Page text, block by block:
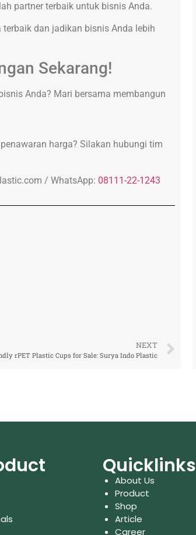
partner terbaik untuk bisnis Anda.
dan jadikan bisnis Anda lebih
Sekarang!
Anda? Mari bersama membangun
harga? Silakan hubungi tim
/ WhatsApp: 08111-22-1243
NEXT
rPET Plastic Cups for Sale: Surya Indo Plastic
Quicklinks
About Us
Product
Shop
Article
Career